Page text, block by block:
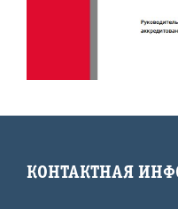
КОНТАКТНАЯ